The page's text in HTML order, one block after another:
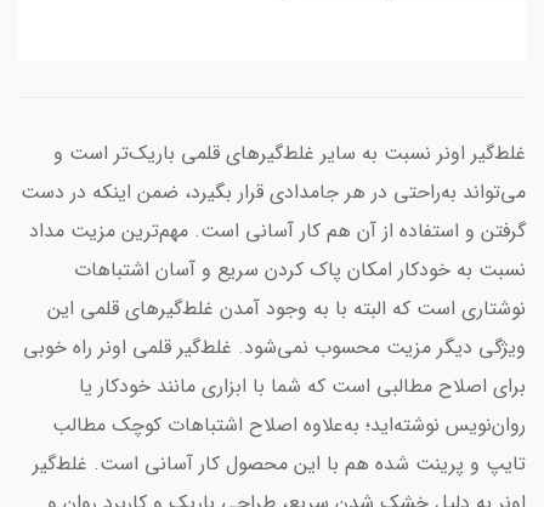
غلط‌گیر اونر نسبت به سایر غلط‌گیرهای قلمی باریک‌تر است و
می‌تواند به‌راحتی در هر جامدادی قرار بگیرد، ضمن اینکه در دست
گرفتن و استفاده از آن هم کار آسانی است. مهم‌ترین مزیت مداد
نسبت به خودکار امکان پاک کردن سریع و آسان اشتباهات
نوشتاری است که البته با به وجود آمدن غلط‌گیرهای قلمی این
ویژگی دیگر مزیت محسوب نمی‌شود. غلط‌گیر قلمی اونر راه خوبی
برای اصلاح مطالبی است که شما با ابزاری مانند خودکار یا
روان‌نویس نوشته‌اید؛ به‌علاوه اصلاح اشتباهات کوچک مطالب
تایپ و پرینت شده هم با این محصول کار آسانی است. غلط‌گیر